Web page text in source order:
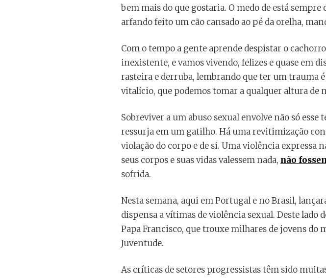
bem mais do que gostaria. O medo de está
arfando feito um cão cansado ao pé da orelha,
Com o tempo a gente aprende despistar o
inexistente, e vamos vivendo, felizes e quase em
rasteira e derruba, lembrando que ter um trauma
vitalício, que podemos tomar a qualquer altura de
Sobreviver a um abuso sexual envolve não só
ressurja em um gatilho. Há uma revitimização
violação do corpo e de si. Uma violência expressa
seus corpos e suas vidas valessem nada, não
sofrida.
Nesta semana, aqui em Portugal e no Brasil,
dispensa a vítimas de violência sexual. Deste
Papa Francisco, que trouxe milhares de jovens
Juventude.
As críticas de setores progressistas têm sido